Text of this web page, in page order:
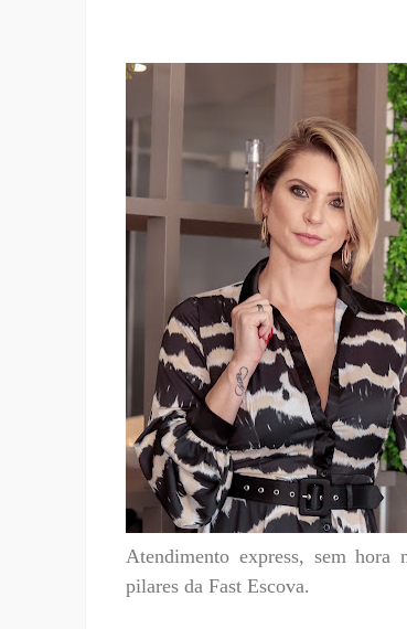
Atendimento express, sem hora
pilares da Fast Escova.